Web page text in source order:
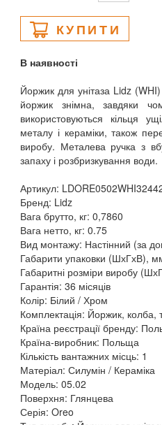
КУПИТИ
В наявності
Йоржик для унітаза Lidz (WHI)
йоржик знімна, завдяки
використовуються кільця
металу і кераміки, також
виробу. Металева ручка з
запаху і розбризкування води.
Артикул:
Бренд: Lidz
Вага брутто, кг: 0,7860
Вага нетто, кг: 0.75
Вид монтажу: Настінний (за
Габарити упаковки (ШхГхВ),
Габаритні розміри виробу
Гарантія: 36 місяців
Колір: Білий / Хром
Комплектація: Йоржик, колба,
Країна реєстрації бренду:
Країна-виробник: Польща
Кількість вантажних місць: 1
Матеріал: Силумін / Кераміка
Модель: 05.02
Поверхня: Глянцева
Серія: Oreo